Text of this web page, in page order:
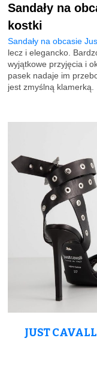
Sandały na
kostki
Sandały na obcasie
lecz i elegancko.
wyjątkowe przyjęcia i
pasek nadaje im
jest zmyślną klamerką.
JUST